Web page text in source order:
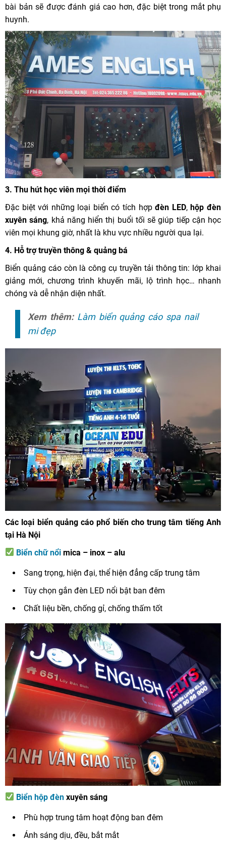
bài bản sẽ được đánh giá cao hơn, đặc biệt trong mắt phụ
huynh.
3. Thu hút học viên mọi thời điểm
Đặc biệt với những loại biển có tích hợpđèn LED,hộp đèn
xuyên sáng, khả năng hiển thị buổi tối sẽ giúp tiếp cận học
viên mọi khung giờ, nhất là khu vực nhiều người qua lại.
4. Hỗ trợ truyền thông & quảng bá
Biển quảng cáo còn là công cụ truyền tải thông tin: lớp khai
giảng mới, chương trình khuyến mãi, lộ trình học… nhanh
chóng và dễ nhận diện nhất.
Xem thêm: Làm biển quảng cáo spa nail
mi đẹp
Các loại biển quảng cáo phổ biến cho trung tâm tiếng Anh
tại Hà Nội
Biển chữ nổi mica – inox – alu
Sang trọng, hiện đại, thể hiện đẳng cấp trung tâm
Tùy chọn gắn đèn LED nổi bật ban đêm
Chất liệu bền, chống gỉ, chống thấm tốt
Biển hộp đèn xuyên sáng
Phù hợp trung tâm hoạt động ban đêm
Ánh sáng dịu, đều, bắt mắt